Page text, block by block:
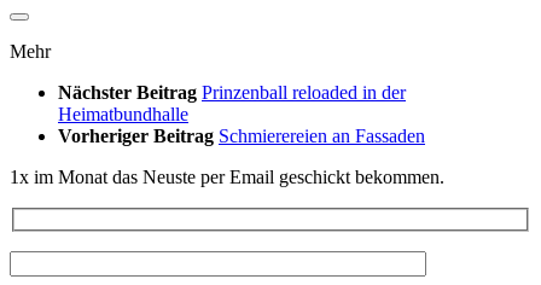
Mehr
Nächster Beitrag Prinzenball reloaded in der
Heimatbundhalle
Vorheriger Beitrag Schmierereien an Fassaden
1x im Monat das Neuste per Email geschickt bekommen.